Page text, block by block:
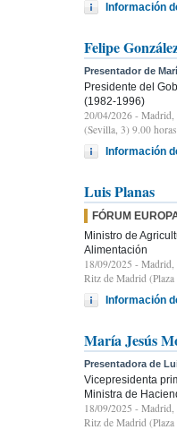
Información
Felipe
Presentador de
Presidente del
(1982-1996)
20/04/2026 - Madrid,
(Sevilla, 3) 9.00 horas
Información
Luis Planas
FÓRUM
Ministro de
Alimentación
18/09/2025 - Madrid,
Ritz de Madrid
Información
María Jesús
Presentadora de
Vicepresidenta
Ministra de
18/09/2025 - Madrid,
Ritz de Madrid